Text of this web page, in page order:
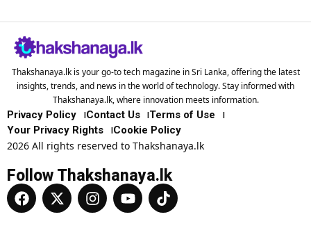
Thakshanaya.lk is your go-to tech magazine in Sri Lanka, offering the latest
insights, trends, and news in the world of technology. Stay informed with
Thakshanaya.lk, where innovation meets information.
Privacy Policy Contact Us
Terms of Use
Your Privacy Rights
Cookie Policy
2026 All rights reserved to Thakshanaya.lk
Follow Thakshanaya.lk